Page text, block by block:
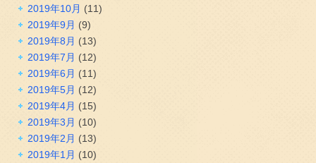
2019年10月 (11)
2019年9月 (9)
2019年8月 (13)
2019年7月 (12)
2019年6月 (11)
2019年5月 (12)
2019年4月 (15)
2019年3月 (10)
2019年2月 (13)
2019年1月 (10)